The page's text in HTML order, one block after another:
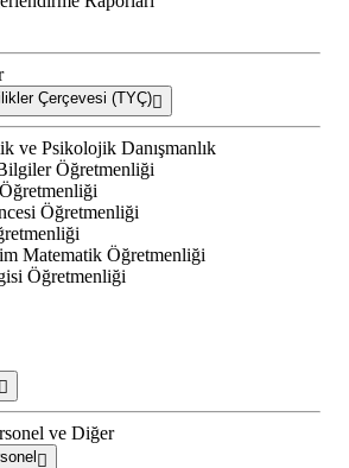
Çerçevesi (TYÇ)
ve Psikolojik Danışmanlık
Öğretmenliği
Öğretmenliği
Matematik Öğretmenliği
Öğretmenliği
ve Diğer